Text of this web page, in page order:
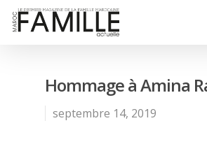
Hommage à Amina
septembre 14, 2019